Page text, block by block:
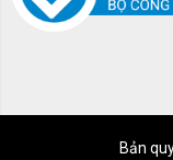
Bản